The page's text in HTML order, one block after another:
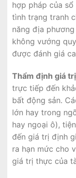
hợp pháp của
tình trạng tranh
năng địa phương
không vướng
được đánh giá
Thẩm định giá
trực tiếp đến
bất động sản.
lớn hay trong
hay ngoại ô),
đến giá trị định
ra hạn mức cho
giá trị thực của